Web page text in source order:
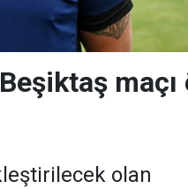
olan